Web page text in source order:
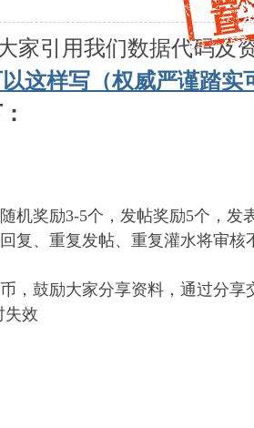
家引用我们数据代码及
这样写（权威严谨踏实
随机奖励3-5个，发帖奖励5个，发
、重复发帖、重复灌水将审核
，鼓励大家分享资料，通过分享
效